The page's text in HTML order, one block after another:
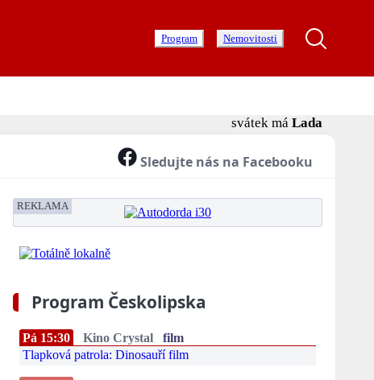
Program Nemovitosti
svátek má Lada
Sledujte nás na Facebooku
REKLAMA
Program Českolipska
Pá 15:30 Kino Crystal
film
Tlapková patrola: Dinosauří film